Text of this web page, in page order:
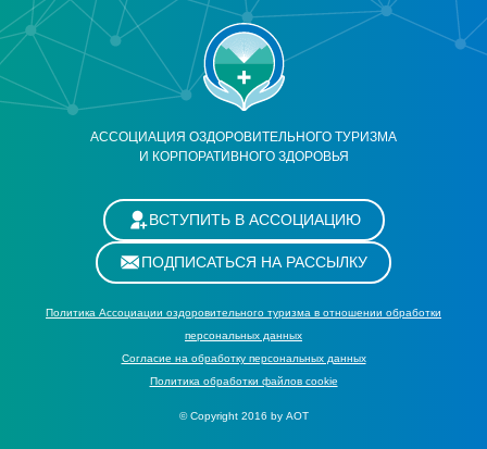
АССОЦИАЦИЯ ОЗДОРОВИТЕЛЬНОГО ТУРИЗМА
И КОРПОРАТИВНОГО ЗДОРОВЬЯ
ВСТУПИТЬ В АССОЦИАЦИЮ
ПОДПИСАТЬСЯ НА РАССЫЛКУ
Политика Ассоциации оздоровительного туризма в отношении обработки
персональных данных
Cогласие на обработку персональных данных
Политика обработки файлов cookie
© Copyright 2016 by АОТ